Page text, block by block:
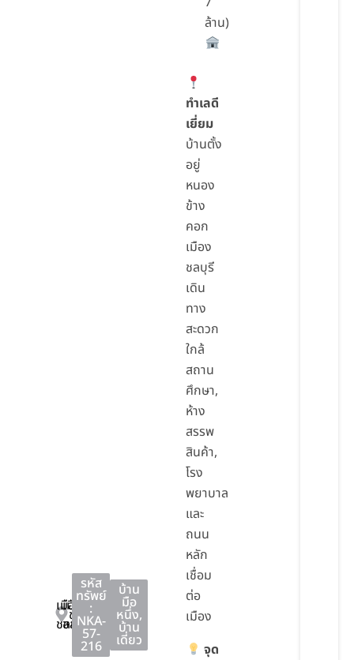
เมือง
ชลบุรี
เมือง
ชลบุรี
ชลบุรี
รหัส
ทรัพย์
:
NKA-
57-
216
บ้าน
มือ
หนึ่ง,
บ้าน
เดี่ยว
ล้าน)
ทำเลดี
เยี่ยม
บ้านตั้ง
อยู่
หนอง
ข้าง
คอก
เมือง
ชลบุรี
เดิน
ทาง
สะดวก
ใกล้
สถาน
ศึกษา,
ห้าง
สรรพ
สินค้า,
โรง
พยาบาล
และ
ถนน
หลัก
เชื่อม
ต่อ
เมือง
จุด